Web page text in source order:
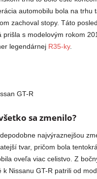
automobilu bola na trhu
zachoval stopy. Táto
prišla s modelovým rokom
legendárnej R35-ky.
sa zmenilo?
najvýraznejšou
tvar, pričom bola
oveľa viac celistvo. Z
k Nissanu GT-R patrili od